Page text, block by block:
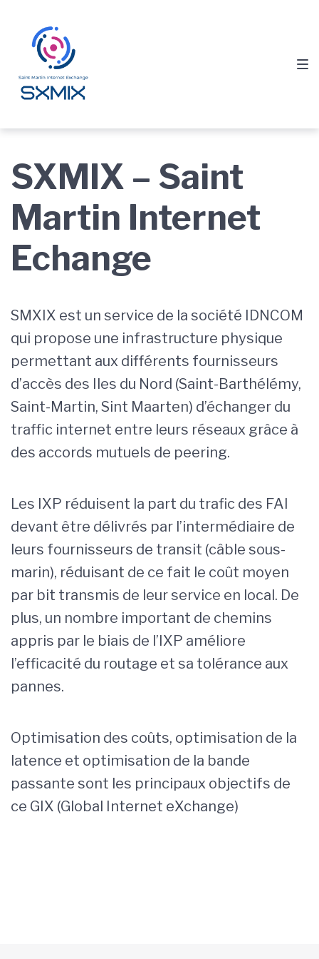
navigation
principale
contenu
page
SXMIX – Saint
Martin Internet
Echange
SMXIX est un service de la société IDNCOM
qui propose une infrastructure physique
permettant aux différents fournisseurs
d’accès des Iles du Nord (Saint-Barthélémy,
Saint-Martin, Sint Maarten) d’échanger du
traffic internet entre leurs réseaux grâce à
des accords mutuels de peering.
Les IXP réduisent la part du trafic des FAI
devant être délivrés par l’intermédiaire de
leurs fournisseurs de transit (câble sous-
marin), réduisant de ce fait le coût moyen
par bit transmis de leur service en local. De
plus, un nombre important de chemins
appris par le biais de l’IXP améliore
l’efficacité du routage et sa tolérance aux
pannes.
Optimisation des coûts, optimisation de la
latence et optimisation de la bande
passante sont les principaux objectifs de
ce GIX (Global Internet eXchange)